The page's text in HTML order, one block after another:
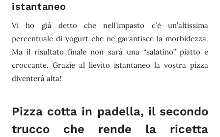
istantaneo
Vi ho già detto che nell’impasto c’è un’altissima
percentuale di yogurt che ne garantisce la morbidezza.
Ma il risultato finale non sarà una “salatino” piatto e
croccante. Grazie al lievito istantaneo la vostra pizza
diventerà alta!
Pizza cotta in padella, il secondo
trucco che rende la ricetta